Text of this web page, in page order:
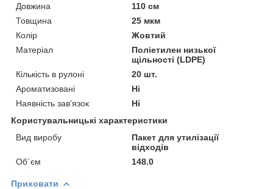
Довжина
110 см
Товщина
25 мкм
Колір
Жовтий
Матеріал
Поліетилен низької
щільності (LDPE)
Кількість в рулоні
20 шт.
Ароматизовані
Ні
Наявність зав'язок
Ні
Користувальницькі характеристики
Вид виробу
Пакет для утилізації
відходів
Об`єм
148.0
Приховати